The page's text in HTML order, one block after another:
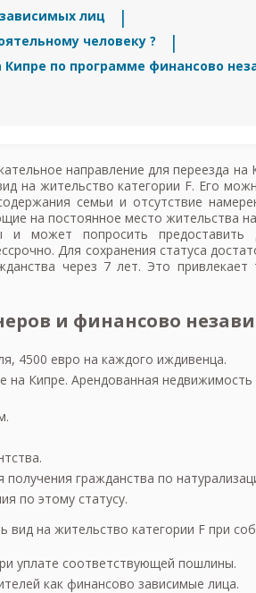
лиц
человеку ?
по программе финансово
направление для переезда
на жительство категории F. Его
семьи и отсутствие
на постоянное место жительства
может попросить предоставить
Для сохранения статуса
через 7 лет. Это
и финансово
4500 евро на каждого иждивенца.
Кипре. Арендованная
гражданства по
по этому статусу.
на жительство категории F при
уплате соответствующей пошлины.
как финансово зависимые лица.